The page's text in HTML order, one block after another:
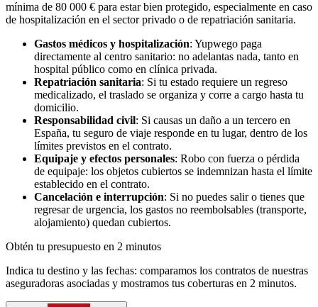
mínima de 80 000 € para estar bien protegido, especialmente en caso
de hospitalización en el sector privado o de repatriación sanitaria.
Gastos médicos y hospitalización: Yupwego paga
directamente al centro sanitario: no adelantas nada, tanto en
hospital público como en clínica privada.
Repatriación sanitaria: Si tu estado requiere un regreso
medicalizado, el traslado se organiza y corre a cargo hasta tu
domicilio.
Responsabilidad civil: Si causas un daño a un tercero en
España, tu seguro de viaje responde en tu lugar, dentro de los
límites previstos en el contrato.
Equipaje y efectos personales: Robo con fuerza o pérdida
de equipaje: los objetos cubiertos se indemnizan hasta el límite
establecido en el contrato.
Cancelación e interrupción: Si no puedes salir o tienes que
regresar de urgencia, los gastos no reembolsables (transporte,
alojamiento) quedan cubiertos.
Obtén tu presupuesto en 2 minutos
Indica tu destino y las fechas: comparamos los contratos de nuestras
aseguradoras asociadas y mostramos tus coberturas en 2 minutos.